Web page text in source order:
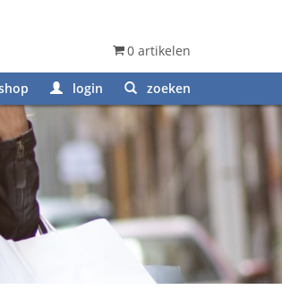
0 artikelen
login zoeken